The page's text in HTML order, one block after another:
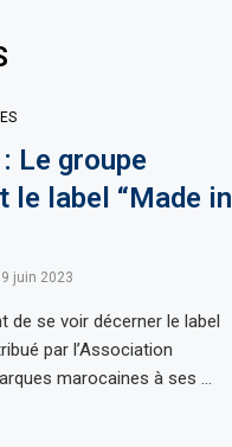
Le groupe
le label “Made in
juin 2023
de se voir décerner le label
par l’Association
marocaines à ses …